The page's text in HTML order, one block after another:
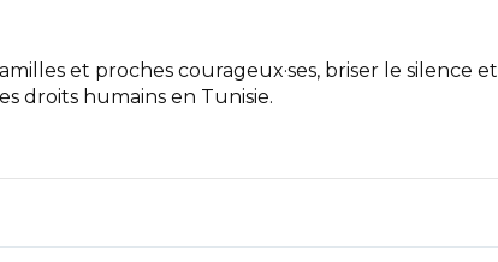
et proches courageux·ses, briser le silence et
droits humains en Tunisie.